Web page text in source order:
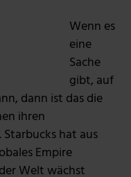
Wenn es
eine
Sache
gibt, auf
dann ist das die
ihren
hat aus
Empire
Welt wächst